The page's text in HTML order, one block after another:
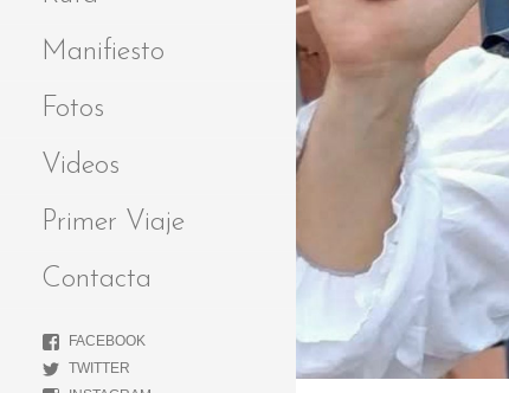
o
Manifiesto
Fotos
Videos
Primer Viaje
Contacta
FACEBOOK
TWITTER